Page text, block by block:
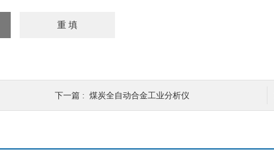
下一篇 : 煤炭全自动合金工业分析仪